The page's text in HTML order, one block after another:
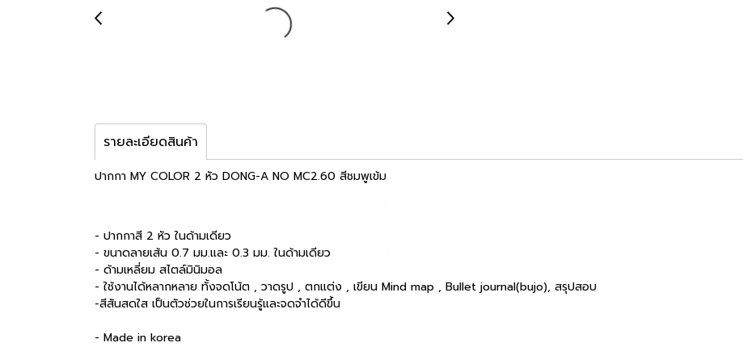
รายละเอียดสินค้า
ปากกา MY COLOR 2 หัว DONG-A NO MC2.60 สีชมพูเข้ม
- ปากกาสี 2 หัว ในด้ามเดียว
- ขนาดลายเส้น 0.7 มม.และ 0.3 มม. ในด้ามเดียว
- ด้ามเหลี่ยม สไตล์มินิมอล
- ใช้งานได้หลากหลาย ทั้งจดโน้ต , วาดรูป , ตกแต่ง , เขียน Mind map , Bullet journal(bujo), สรุปสอบ
-สีสันสดใส เป็นตัวช่วยในการเรียนรู้และจดจำได้ดีขึ้น
- Made in korea